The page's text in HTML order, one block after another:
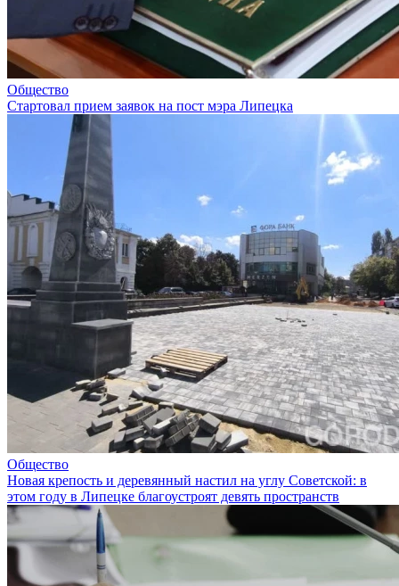
Общество
Стартовал прием заявок на пост мэра Липецка
Общество
Новая крепость и деревянный настил на углу Советской: в
этом году в Липецке благоустроят девять пространств